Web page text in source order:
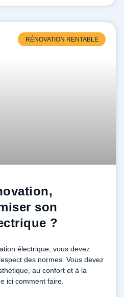
RÉNOVATION RENTABLE
son
?
électrique, vous devez
des normes. Vous devez
au confort et à la
ici comment faire.